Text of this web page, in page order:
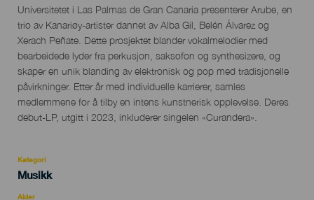
Descripción
del
evento
Universitetet i Las Palmas de Gran Canaria presenterer Arube, en
trio av Kanariøy-artister dannet av Alba Gil, Belén Álvarez og
Xerach Peñate. Dette prosjektet blander vokalmelodier med
bearbeidede lyder fra perkusjon, saksofon og synthesizere, og
skaper en unik blanding av elektronisk og pop med tradisjonelle
påvirkninger. Etter år med individuelle karrierer, samles
medlemmene for å tilby en intens kunstnerisk opplevelse. Deres
debut-LP, utgitt i 2023, inkluderer singelen «Curandera».
Kategori
Categoría
evento
Musikk
Alder